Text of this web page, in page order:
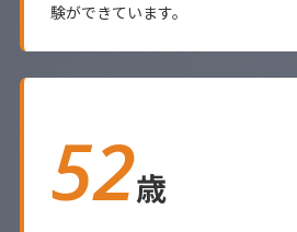
験ができています。
52歳